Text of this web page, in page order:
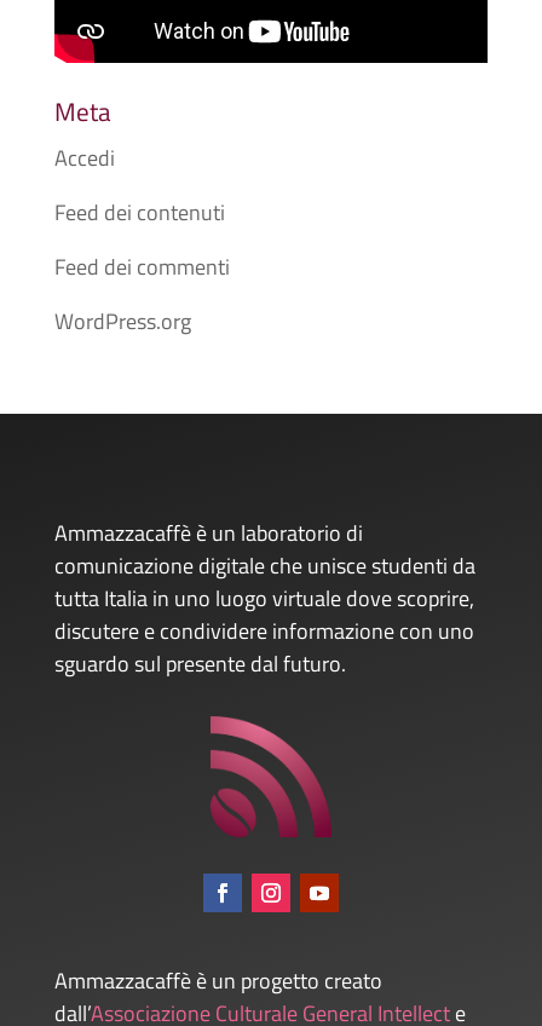
Meta
Accedi
Feed dei contenuti
Feed dei commenti
WordPress.org
Ammazzacaffè è un laboratorio di
comunicazione digitale che unisce studenti da
tutta Italia in uno luogo virtuale dove scoprire,
discutere e condividere informazione con uno
sguardo sul presente dal futuro.
Ammazzacaffè è un progetto creato
dall’Associazione Culturale General Intellecte